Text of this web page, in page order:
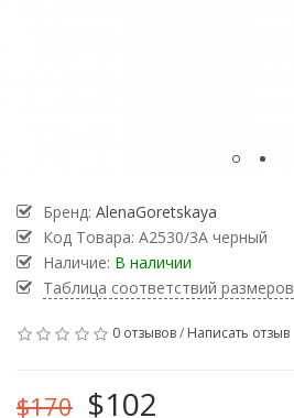
Бренд: AlenaGoretskaya
Код Товара: А2530/3А черный
Наличие: В наличии
Таблица соответствий размеров
0 отзывов/ Написать отзыв
$170 $102